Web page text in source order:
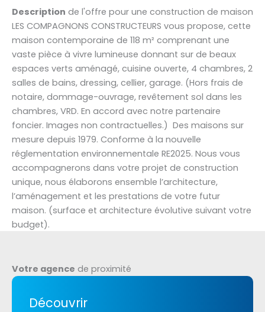
Description de l'offre pour une construction de maison
LES COMPAGNONS CONSTRUCTEURS vous propose, cette
maison contemporaine de 118 m² comprenant une
vaste pièce à vivre lumineuse donnant sur de beaux
espaces verts aménagé, cuisine ouverte, 4 chambres, 2
salles de bains, dressing, cellier, garage. (Hors frais de
notaire, dommage-ouvrage, revêtement sol dans les
chambres, VRD. En accord avec notre partenaire
foncier. Images non contractuelles.) Des maisons sur
mesure depuis 1979. Conforme à la nouvelle
réglementation environnementale RE2025. Nous vous
accompagnerons dans votre projet de construction
unique, nous élaborons ensemble l’architecture,
l’aménagement et les prestations de votre futur
maison. (surface et architecture évolutive suivant votre
budget).
Votre agence de proximité
Découvrir